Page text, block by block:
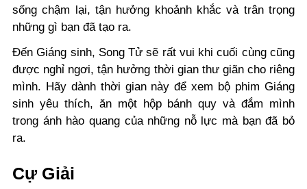
sống chậm lại, tận hưởng khoảnh khắc và trân trọng
những gì bạn đã tạo ra.
Đến Giáng sinh, Song Tử sẽ rất vui khi cuối cùng cũng
được nghỉ ngơi, tận hưởng thời gian thư giãn cho riêng
mình. Hãy dành thời gian này để xem bộ phim Giáng
sinh yêu thích, ăn một hộp bánh quy và đắm mình
trong ánh hào quang của những nỗ lực mà bạn đã bỏ
ra.
Cự Giải